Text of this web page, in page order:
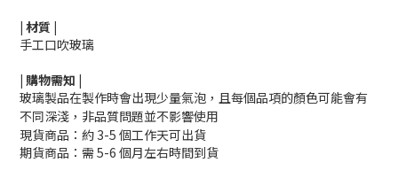
| 材質 |
手工口吹玻璃
| 購物需知 |
玻璃製品在製作時會出現少量氣泡，且每個品項的顏色可能會有
不同深淺，非品質問題並不影響使用
現貨商品：約 3-5 個工作天可出貨
期貨商品：需 5-6 個月左右時間到貨